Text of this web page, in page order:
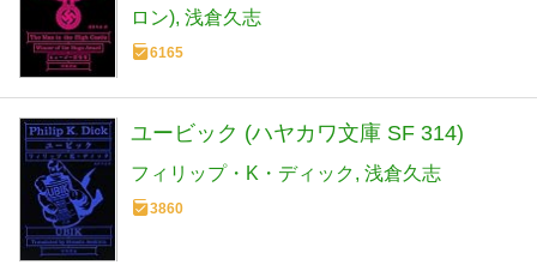
ロン) 浅倉久志
6165
ユービック (ハヤカワ文庫 SF 314)
フィリップ・K・ディック 浅倉久志
3860